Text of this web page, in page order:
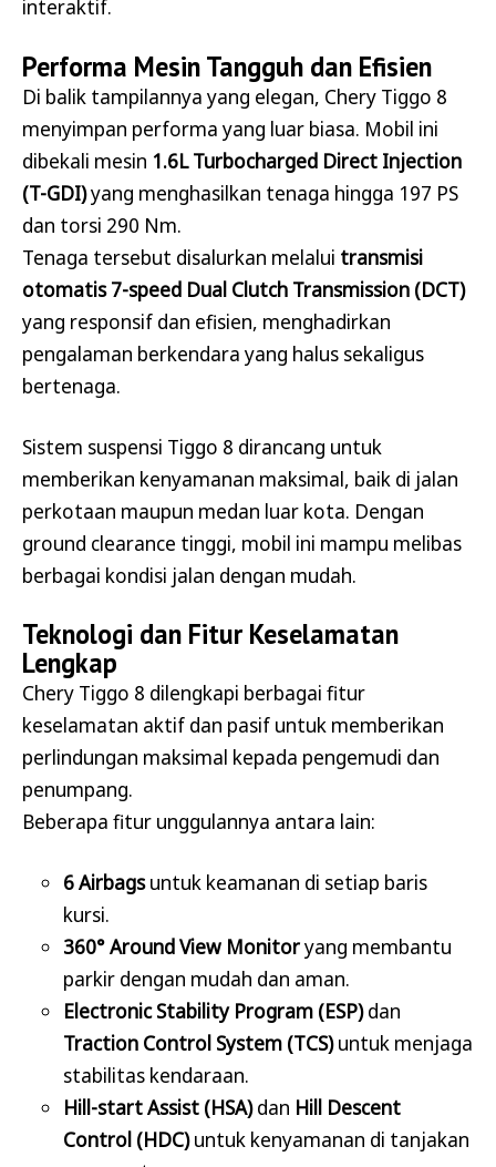
interaktif.
Performa Mesin Tangguh dan Efisien
Di balik tampilannya yang elegan, Chery Tiggo 8
menyimpan performa yang luar biasa. Mobil ini
dibekali mesin 1.6L Turbocharged Direct Injection
(T-GDI)yang menghasilkan tenaga hingga 197 PS
dan torsi 290 Nm.
Tenaga tersebut disalurkan melalui transmisi
otomatis 7-speed Dual Clutch Transmission (DCT)
yang responsif dan efisien, menghadirkan
pengalaman berkendara yang halus sekaligus
bertenaga.
Sistem suspensi Tiggo 8 dirancang untuk
memberikan kenyamanan maksimal, baik di jalan
perkotaan maupun medan luar kota. Dengan
ground clearance tinggi, mobil ini mampu melibas
berbagai kondisi jalan dengan mudah.
Teknologi dan Fitur Keselamatan
Lengkap
Chery Tiggo 8 dilengkapi berbagai fitur
keselamatan aktif dan pasif untuk memberikan
perlindungan maksimal kepada pengemudi dan
penumpang.
Beberapa fitur unggulannya antara lain:
6 Airbagsuntuk keamanan di setiap baris
kursi.
360° Around View Monitoryang membantu
parkir dengan mudah dan aman.
Electronic Stability Program (ESP)dan
Traction Control System (TCS)untuk menjaga
stabilitas kendaraan.
Hill-start Assist (HSA)dan Hill Descent
Control (HDC)untuk kenyamanan di tanjakan